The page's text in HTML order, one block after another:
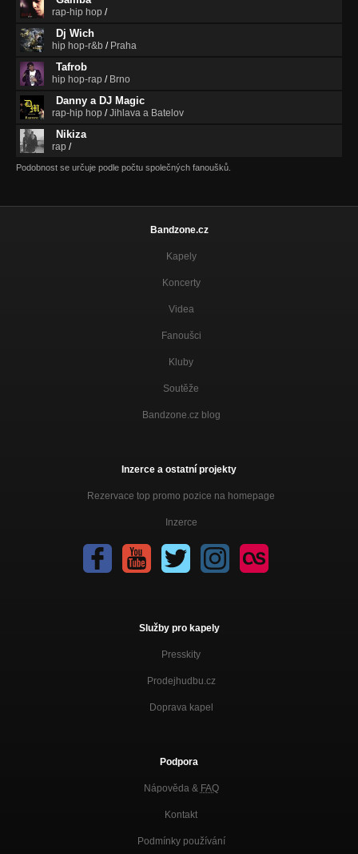
rap-hip hop /
Dj Wich
hip hop-r&b / Praha
Tafrob
hip hop-rap / Brno
Danny a DJ Magic
rap-hip hop /Jihlava a Batelov
Nikiza
rap /
Podobnost se určuje podle počtu společných fanoušků.
Bandzone.cz
Kapely
Koncerty
Videa
Fanoušci
Kluby
Soutěže
Bandzone.cz blog
Inzerce a ostatní projekty
Rezervace top promo pozice na homepage
Inzerce
Služby pro kapely
Presskity
Prodejhudbu.cz
Doprava kapel
Podpora
Nápověda & FAQ
Kontakt
Podmínky používání